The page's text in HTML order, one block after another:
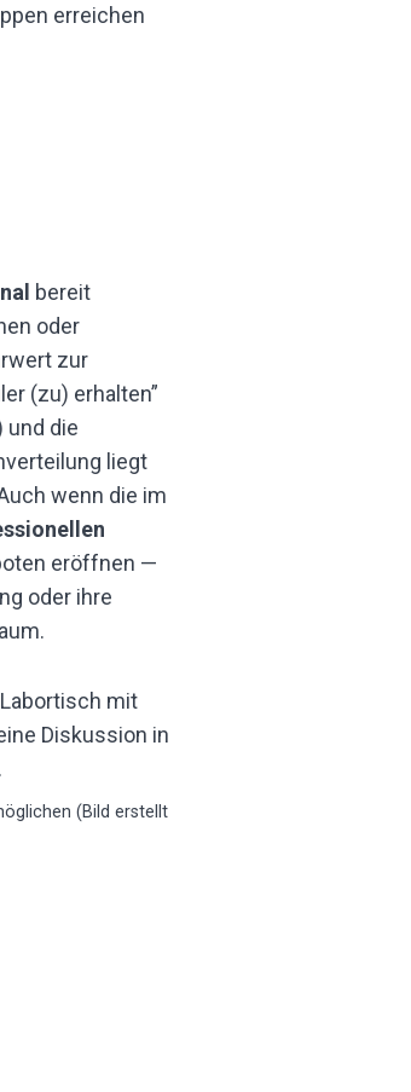
erreichen
bereit
oder
zur
(zu) erhalten”
und die
liegt
wenn die im
eröffnen —
oder ihre
(Bild erstellt